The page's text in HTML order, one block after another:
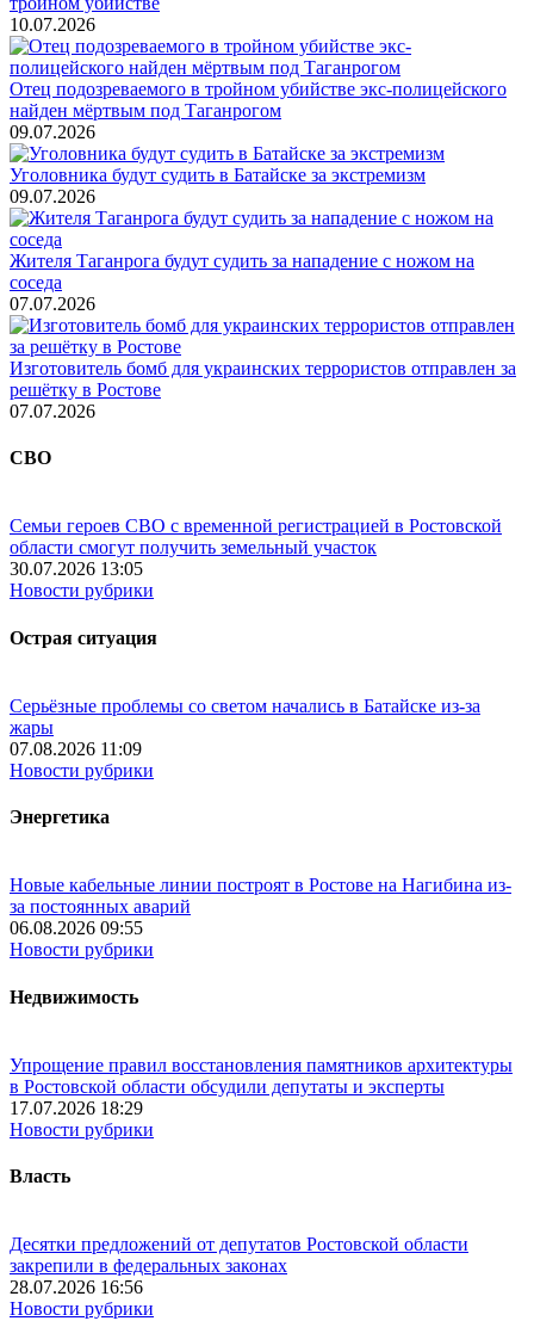
10.07.2026
Отец подозреваемого в тройном убийстве экс-полицейского
найден мёртвым под Таганрогом
09.07.2026
Уголовника будут судить в Батайске за экстремизм
09.07.2026
Жителя Таганрога будут судить за нападение с ножом на
соседа
07.07.2026
Изготовитель бомб для украинских террористов отправлен за
решётку в Ростове
07.07.2026
СВО
Семьи героев СВО с временной регистрацией в Ростовской
области смогут получить земельный участок
30.07.2026 13:05
Новости рубрики
Острая ситуация
Серьёзные проблемы со светом начались в Батайске из-за
жары
07.08.2026 11:09
Новости рубрики
Энергетика
Новые кабельные линии построят в Ростове на Нагибина из-
за постоянных аварий
06.08.2026 09:55
Новости рубрики
Недвижимость
Упрощение правил восстановления памятников архитектуры
в Ростовской области обсудили депутаты и эксперты
17.07.2026 18:29
Новости рубрики
Власть
Десятки предложений от депутатов Ростовской области
закрепили в федеральных законах
28.07.2026 16:56
Новости рубрики